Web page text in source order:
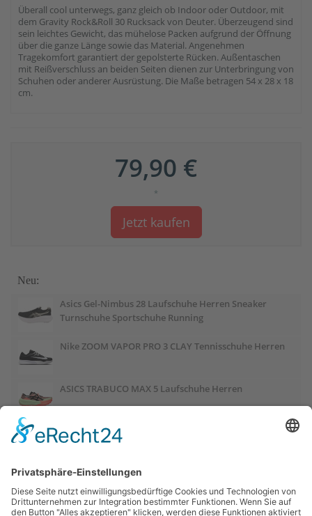
Überall cool unterwegs, ganz gleich ob Indoor oder Outdoor, mit
dem Gravity Rock&Roll 30 Rucksack von Deuter. Überzeugend sind
sein leichtes Gewicht, das mühelose Packen aufgrund der Öffnung
über die ganze Länge sowie das Material. Angenehmen
Tragekomfort garantiert der gepolsterte Rücken. Außentaschen
mit Reißverschluss an beiden Seiten dienen zur Unterbringung von
Schuhen oder anderer Ausrüstung. Die Maße betragen 54 x 28 x 18
cm.
79,90 €
*
Jetzt kaufen
Neu:
Asics Gel-Nimbus 28 Laufschuhe Herren Sneaker
Turnschuhe Sportschuhe Running
Nike ZOOM VAPOR PRO 3 CLAY Tennisschuhe Herren
ASICS TRABUCO MAX 5 Laufschuhe Herren
ASICS GEL-PULSE 17 Laufschuhe Damen
Salomon OUTCHILL Winterschuhe Damen